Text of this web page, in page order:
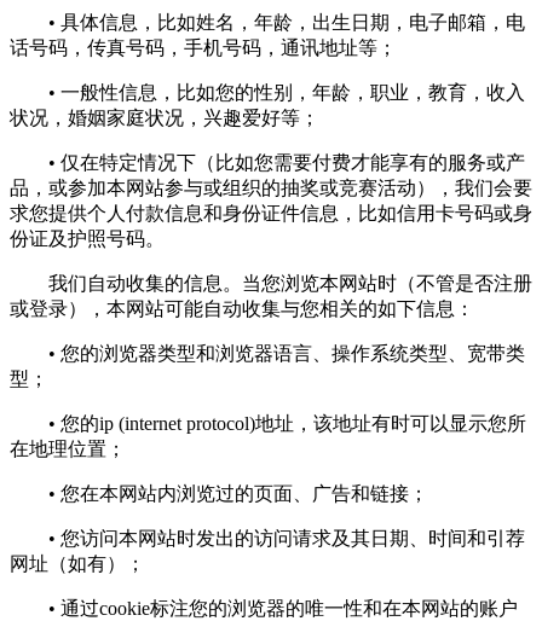
• 具体信息，比如姓名，年龄，出生日期，电子邮箱，电
话号码，传真号码，手机号码，通讯地址等；
• 一般性信息，比如您的性别，年龄，职业，教育，收入
状况，婚姻家庭状况，兴趣爱好等；
• 仅在特定情况下（比如您需要付费才能享有的服务或产
品，或参加本网站参与或组织的抽奖或竞赛活动），我们会要
求您提供个人付款信息和身份证件信息，比如信用卡号码或身
份证及护照号码。
我们自动收集的信息。当您浏览本网站时（不管是否注册
或登录），本网站可能自动收集与您相关的如下信息：
• 您的浏览器类型和浏览器语言、操作系统类型、宽带类
型；
• 您的ip (internet protocol)地址，该地址有时可以显示您所
在地理位置；
• 您在本网站内浏览过的页面、广告和链接；
• 您访问本网站时发出的访问请求及其日期、时间和引荐
网址（如有）；
• 通过cookie标注您的浏览器的唯一性和在本网站的账户